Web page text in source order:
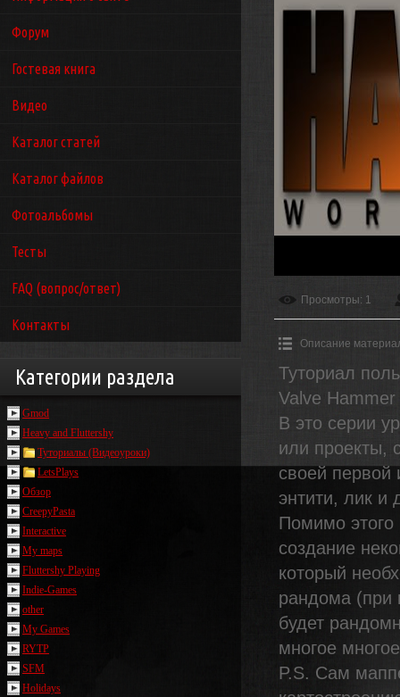
Форум
Гостевая книга
Видео
Каталог статей
Каталог файлов
Фотоальбомы
Тесты
FAQ (вопрос/ответ)
Контакты
Категории раздела
Gmod
Heavy and Fluttershy
Туториалы (Видеоуроки)
LetsPlays
Обзор
CreepyPasta
Interactive
My maps
Fluttershy Playing
Indie-Games
other
My Games
RYTP
SFM
Holidays
Просмотры: 1
Описание
Туториал
Valve
В это серии
или проекты,
своей первой
энтити, лик и
Помимо этого
создание
который
рандома (при
будет
многое
P.S. Сам